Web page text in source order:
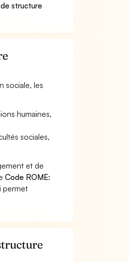
structure
sociale, les
humaines,
sociales,
et de
Code ROME:
permet